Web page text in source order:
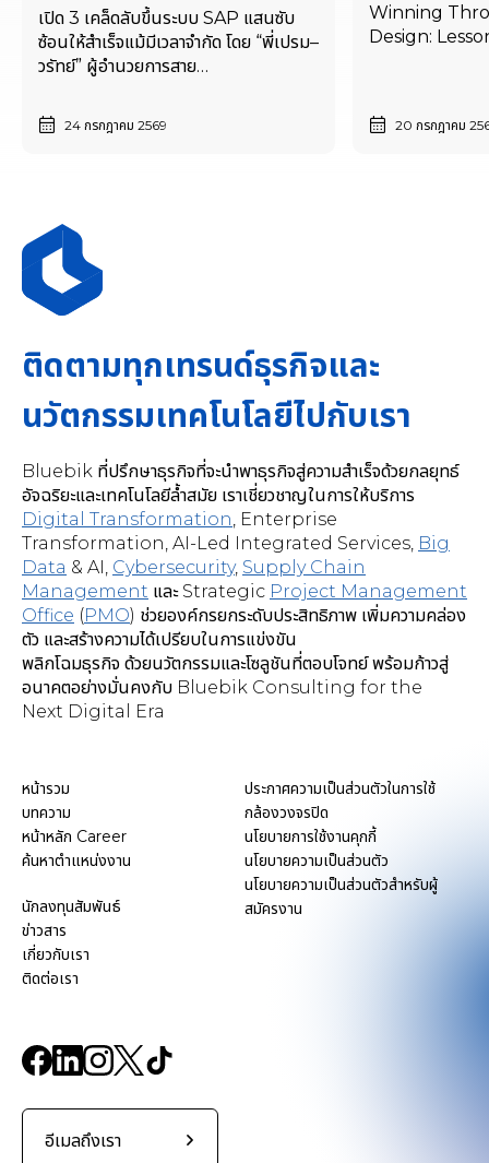
เปิด 3 เคล็ดลับขึ้นระบบ SAP แสนซับ
ซ้อนให้สำเร็จแม้มีเวลาจำกัด โดย “พี่เปรม–
วรัทย์” ผู้อำนวยการสาย
24 กรกฎาคม 2569
Winning
Design:
20 กรกฎาคม
ติดตามทุกเทรนด์ธุรกิจและ
นวัตกรรมเทคโนโลยีไปกับเรา
Bluebik ที่ปรึกษาธุรกิจที่จะนำพาธุรกิจสู่ความสำเร็จด้วยกลยุทธ์
อัจฉริยะและเทคโนโลยีล้ำสมัย เราเชี่ยวชาญในการให้บริการ
Digital Transformation, Enterprise
Transformation, AI-Led Integrated Services, Big
Data & AI, Cybersecurity, Supply Chain
Management และ Strategic Project Management
Office (PMO) ช่วยองค์กรยกระดับประสิทธิภาพ เพิ่มความคล่อง
ตัว และสร้างความได้เปรียบในการแข่งขัน
พลิกโฉมธุรกิจ ด้วยนวัตกรรมและโซลูชันที่ตอบโจทย์ พร้อมก้าวสู่
อนาคตอย่างมั่นคงกับ Bluebik Consulting for the
Next Digital Era
หน้ารวม
บทความ
หน้าหลัก Career
ค้นหาตำแหน่งงาน
นักลงทุนสัมพันธ์
ข่าวสาร
เกี่ยวกับเรา
ติดต่อเรา
ประกาศความเป็นส่วนตัวในการใช้
กล้องวงจรปิด
นโยบายการใช้งานคุกกี้
นโยบายความเป็นส่วนตัว
นโยบายความเป็นส่วนตัวสำหรับผู้
สมัครงาน
อีเมลถึงเรา